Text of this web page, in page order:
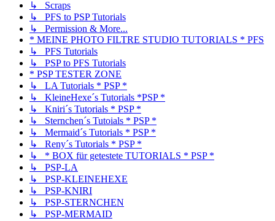
↳ Scraps
↳ PFS to PSP Tutorials
↳ Permission & More...
* MEINE PHOTO FILTRE STUDIO TUTORIALS * PFS
↳ PFS Tutorials
↳ PSP to PFS Tutorials
* PSP TESTER ZONE
↳ LA Tutorials * PSP *
↳ KleineHexe´s Tutorials *PSP *
↳ Kniri´s Tutorials * PSP *
↳ Sternchen´s Tutoials * PSP *
↳ Mermaid´s Tutorials * PSP *
↳ Reny´s Tutorials * PSP *
↳ * BOX für getestete TUTORIALS * PSP *
↳ PSP-LA
↳ PSP-KLEINEHEXE
↳ PSP-KNIRI
↳ PSP-STERNCHEN
↳ PSP-MERMAID